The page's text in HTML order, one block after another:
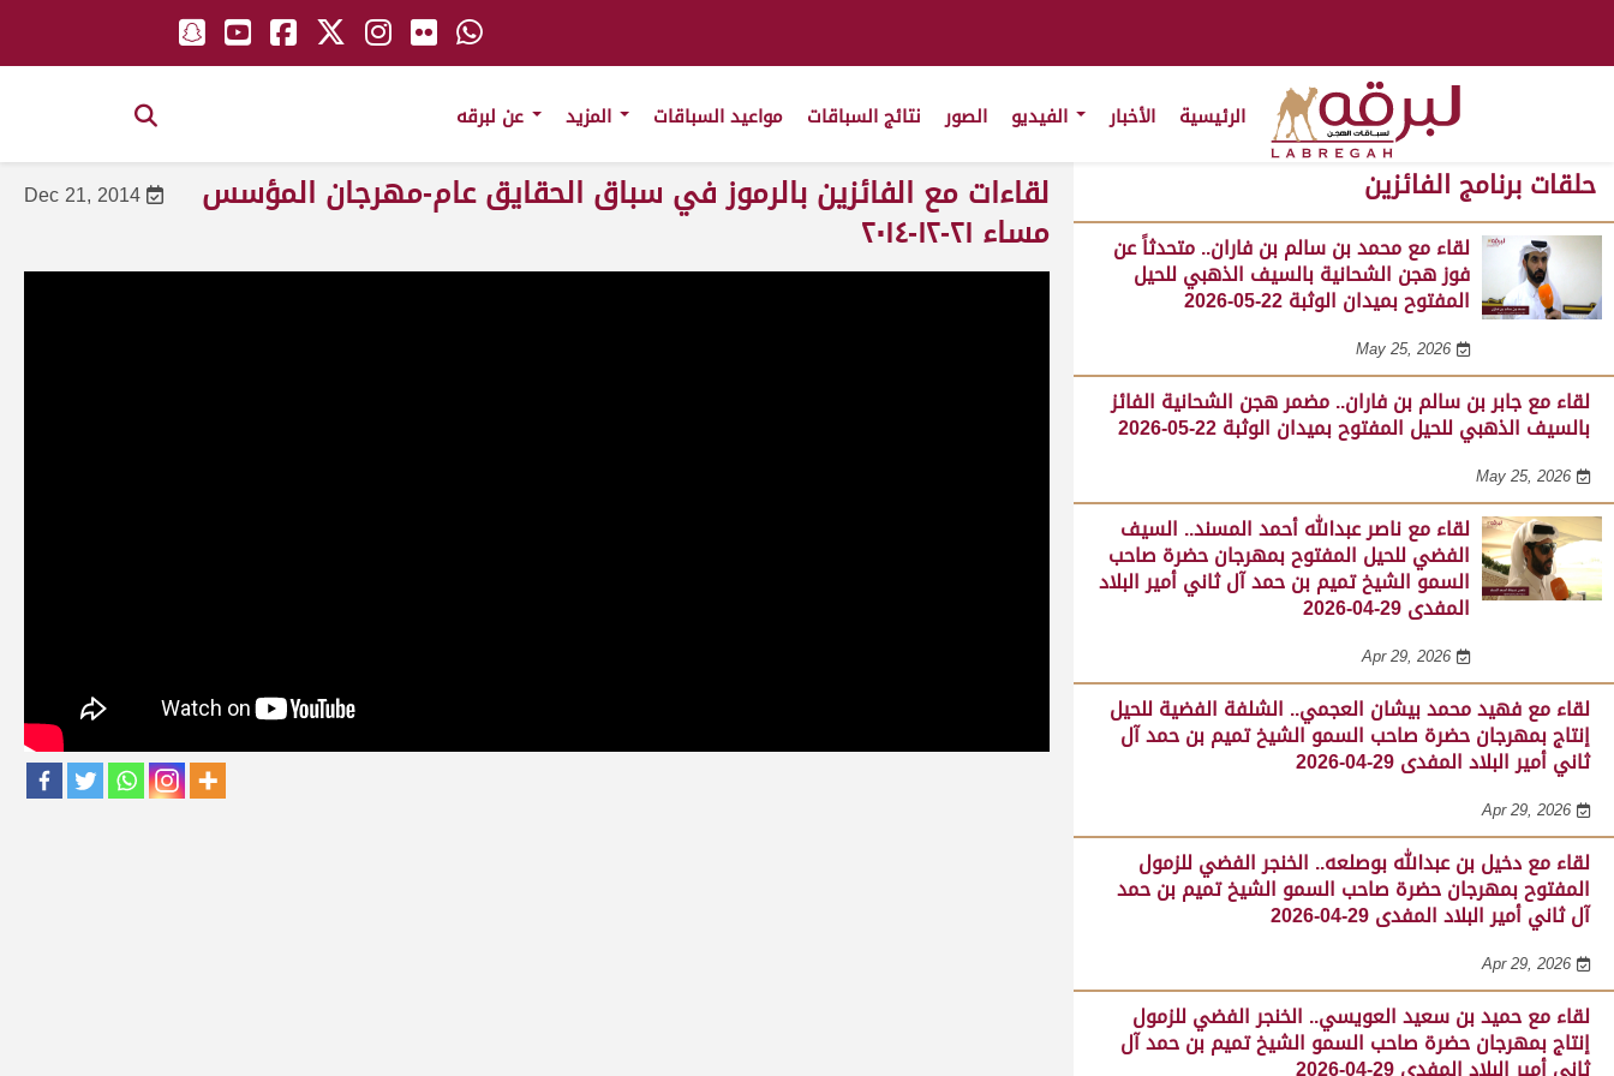
الرئيسية الأخبار الصور نتائج السباقات مواعيد السباقات
حلقات برنامج الفائزين
لقاء مع محمد بن سالم بن فاران.. متحدثاً عن
فوز هجن الشحانية بالسيف الذهبي للحيل
المفتوح بميدان الوثبة 22-05-2026
May 25, 2026
لقاء مع جابر بن سالم بن فاران.. مضمر هجن الشحانية الفائز
بالسيف الذهبي للحيل المفتوح بميدان الوثبة 22-05-2026
May 25, 2026
لقاء مع ناصر عبدالله أحمد المسند.. السيف
الفضي للحيل المفتوح بمهرجان حضرة صاحب
السمو الشيخ تميم بن حمد آل ثاني أمير البلاد
المفدى 29-04-2026
Apr 29, 2026
لقاء مع فهيد محمد بيشان العجمي.. الشلفة الفضية للحيل
إنتاج بمهرجان حضرة صاحب السمو الشيخ تميم بن حمد آل
ثاني أمير البلاد المفدى 29-04-2026
Apr 29, 2026
لقاء مع دخيل بن عبدالله بوصلعه.. الخنجر الفضي للزمول
المفتوح بمهرجان حضرة صاحب السمو الشيخ تميم بن حمد
آل ثاني أمير البلاد المفدى 29-04-2026
Apr 29, 2026
لقاء مع حميد بن سعيد العويسي.. الخنجر الفضي للزمول
إنتاج بمهرجان حضرة صاحب السمو الشيخ تميم بن حمد آل
Dec 21, 2014 لقاءات مع الفائزين بالرموز في سباق الحقايق عام-مهرجان المؤسس
مساء ٢١-١٢-٢٠١٤